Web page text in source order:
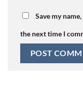
Save my
the next time I